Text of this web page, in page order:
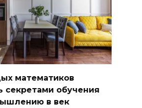
математиков
секретами обучения
в век